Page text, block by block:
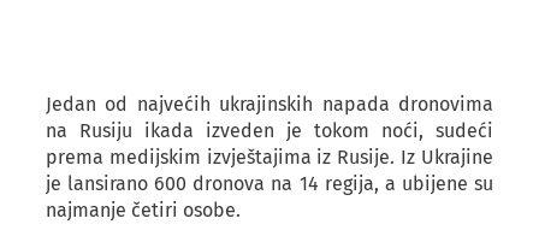
Jedan od najvećih ukrajinskih napada dronovima
na Rusiju ikada izveden je tokom noći, sudeći
prema medijskim izvještajima iz Rusije. Iz Ukrajine
je lansirano 600 dronova na 14 regija, a ubijene su
najmanje četiri osobe.